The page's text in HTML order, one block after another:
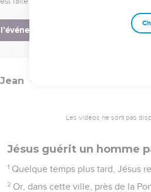
54 Tel est le deuxième signe
La Bible Du Semeur
Jean
Les vidéos ne sont pas
Jésus guérit un homme
1 Quelque temps plus tard, Jésus
2 Or, dans cette ville, près de la